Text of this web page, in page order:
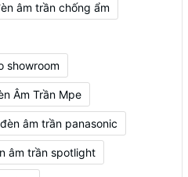
âm trần chống ẩm
showroom
Âm Trần Mpe
đèn âm trần panasonic
âm trần spotlight